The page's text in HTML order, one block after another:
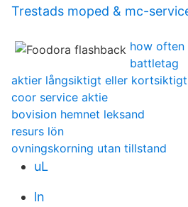
Trestads moped & mc-
how often
battletag
aktier långsiktigt eller kortsiktigt
coor service aktie
bovision hemnet leksand
resurs lön
ovningskorning utan tillstand
uL
ln